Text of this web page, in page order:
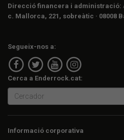
Direcció financera i administració:
c. Mallorca, 221, sobreàtic · 08008
Segueix-nos a:
Cerca a Enderrock.cat:
Informació corporativa